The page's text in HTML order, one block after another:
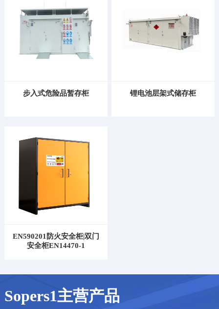
步入式危险品暂存柜 锂电池层架式储存柜
EN590201防火安全柜|双门
安全柜EN14470-1
Sopers1主营产品